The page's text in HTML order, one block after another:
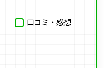
口コミ・感想